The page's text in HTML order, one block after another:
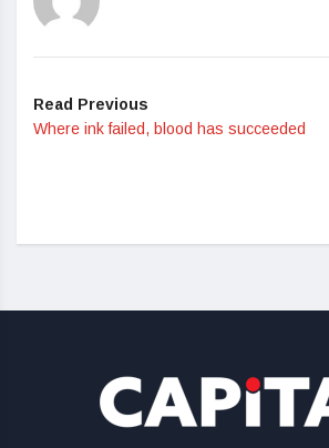
Read Previous
Where ink failed, blood has succeeded